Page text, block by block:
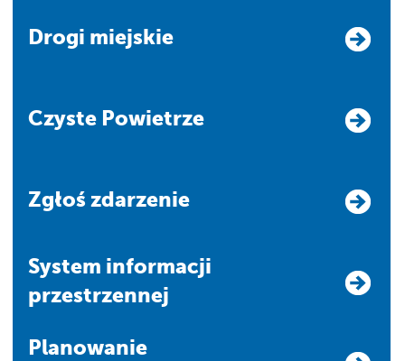
Drogi miejskie
Czyste Powietrze
Zgłoś zdarzenie
system informacji
przestrzennej
Planowanie